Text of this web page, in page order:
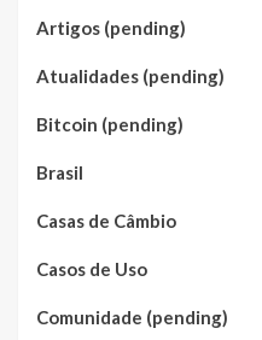
Artigos (pending)
Atualidades (pending)
Bitcoin (pending)
Brasil
Casas de Câmbio
Casos de Uso
Comunidade (pending)